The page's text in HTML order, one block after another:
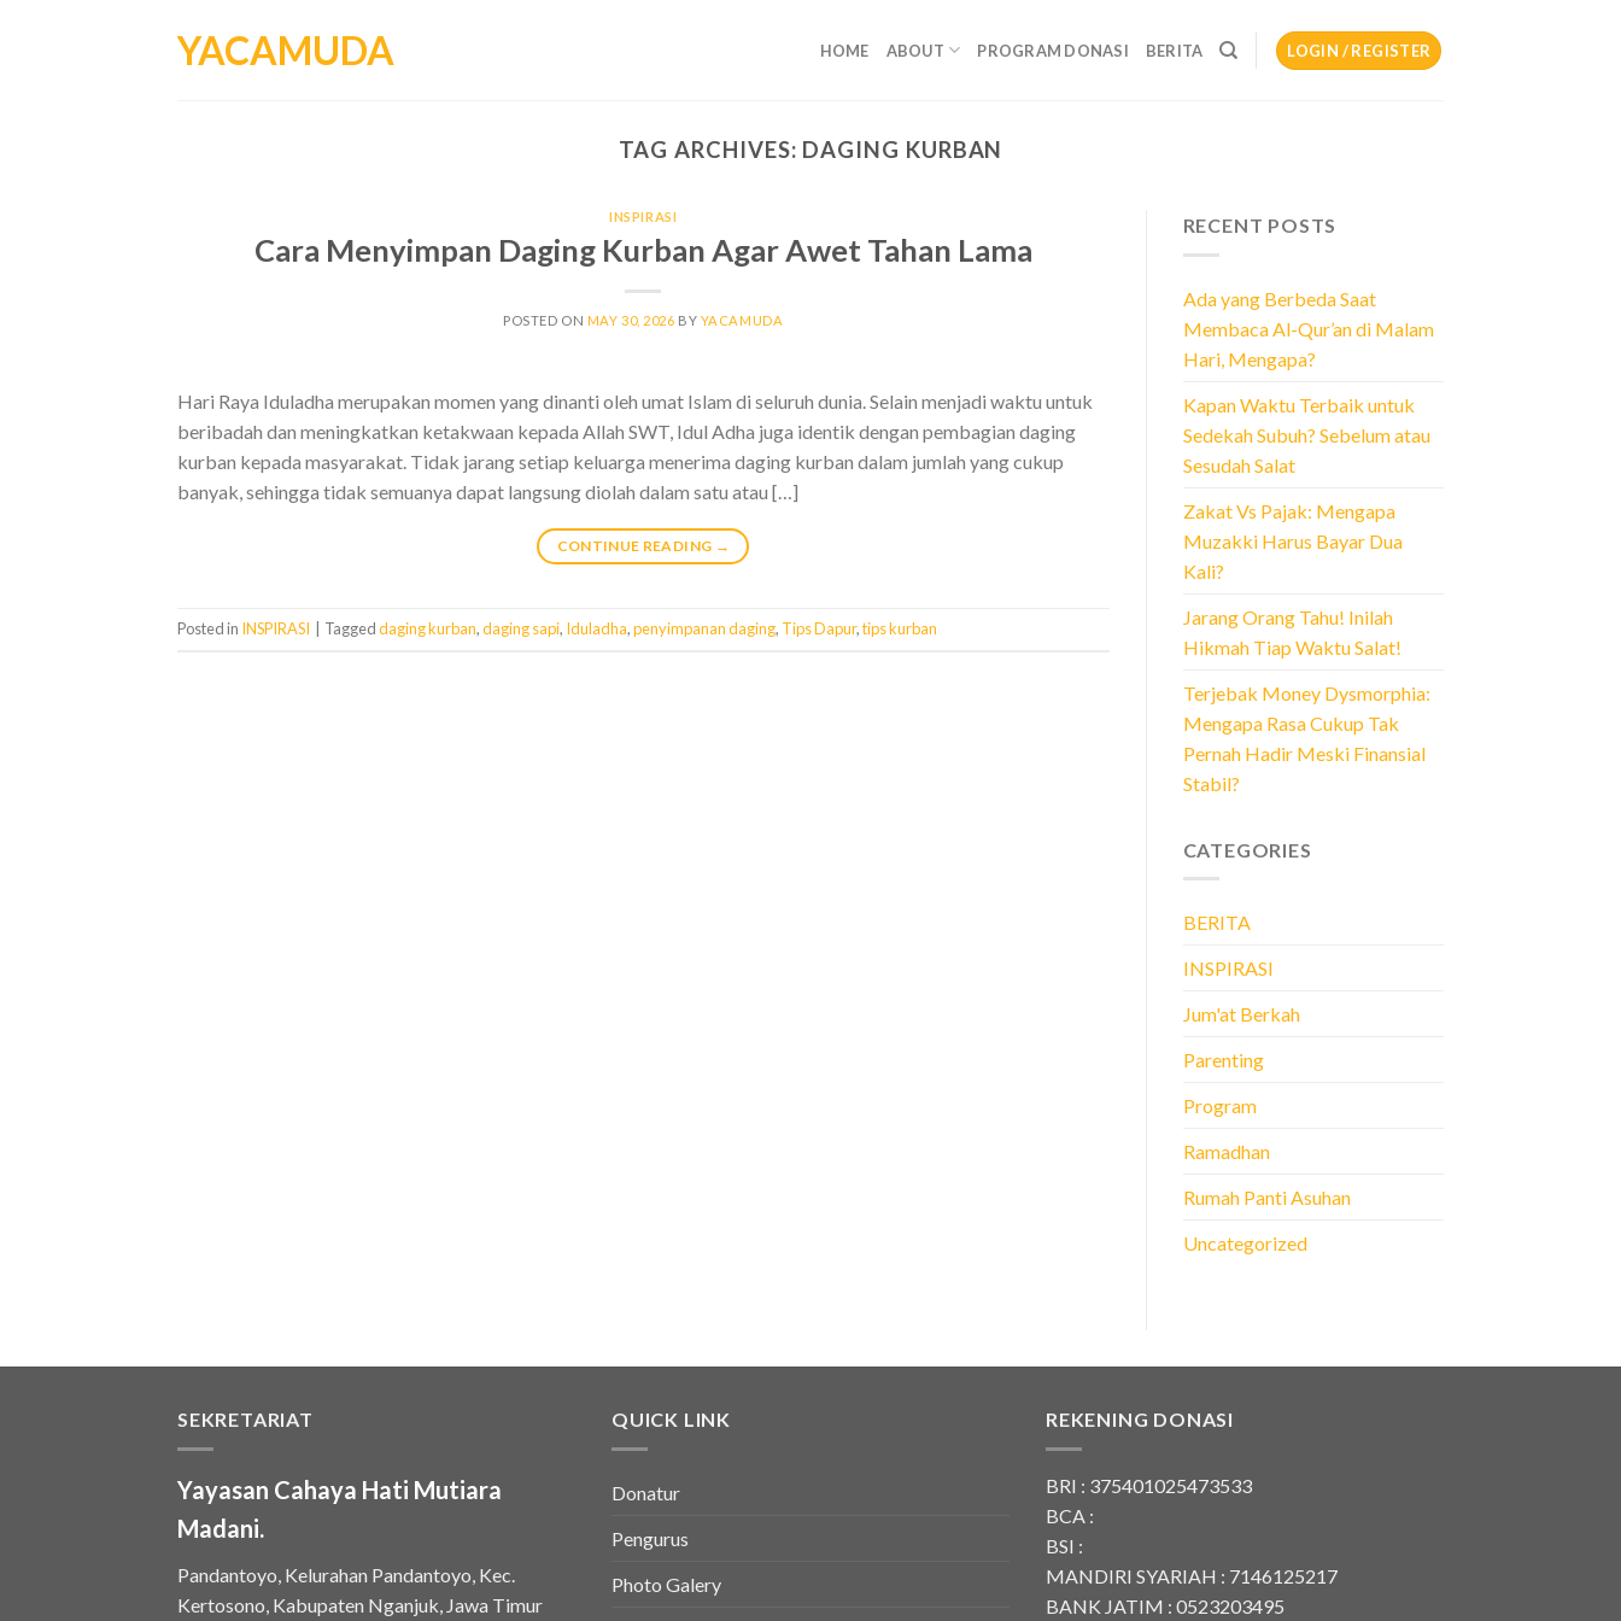
YACAMUDA HOME ABOUT PROGRAM DONASI BERITA LOGIN / REGISTER
TAG ARCHIVES: DAGING KURBAN
INSPIRASI
Cara Menyimpan Daging Kurban Agar Awet Tahan Lama
POSTED ON MAY 30, 2026 BY YACAMUDA
Hari Raya Iduladha merupakan momen yang dinanti oleh umat Islam di seluruh dunia. Selain menjadi waktu untuk
beribadah dan meningkatkan ketakwaan kepada Allah SWT, Idul Adha juga identik dengan pembagian daging
kurban kepada masyarakat. Tidak jarang setiap keluarga menerima daging kurban dalam jumlah yang cukup
banyak, sehingga tidak semuanya dapat langsung diolah dalam satu atau […]
CONTINUE READING →
Posted in INSPIRASI Taggeddaging kurban,daging sapi, Iduladha,penyimpanan daging, Tips Dapur,tips kurban
RECENT POSTS
Ada yang Berbeda Saat
Membaca Al-Qur’an di Malam
Hari, Mengapa?
Kapan Waktu Terbaik untuk
Sedekah Subuh? Sebelum atau
Sesudah Salat
Zakat Vs Pajak: Mengapa
Muzakki Harus Bayar Dua
Kali?
Jarang Orang Tahu! Inilah
Hikmah Tiap Waktu Salat!
Terjebak Money Dysmorphia:
Mengapa Rasa Cukup Tak
Pernah Hadir Meski Finansial
Stabil?
CATEGORIES
BERITA
INSPIRASI
Jum'at Berkah
Parenting
Program
Ramadhan
Rumah Panti Asuhan
Uncategorized
SEKRETARIAT
Yayasan Cahaya Hati Mutiara
Madani.
Pandantoyo, Kelurahan Pandantoyo, Kec.
Kertosono, Kabupaten Nganjuk, Jawa Timur
QUICK LINK
Donatur
Pengurus
Photo Galery
REKENING DONASI
BRI : 375401025473533
BCA :
BSI :
MANDIRI SYARIAH : 7146125217
BANK JATIM : 0523203495